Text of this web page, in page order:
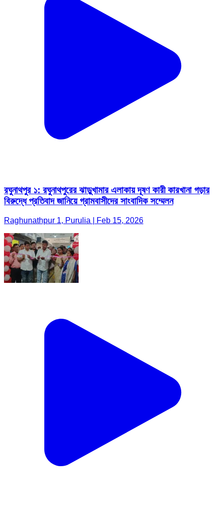
রঘুনাথপুর ১: রঘুনাথপুরের ঝাড়ুখামার এলাকায় দূষণ কারী কারখানা গড়ার
বিরুদ্ধে প্রতিবাদ জানিয়ে গ্রামবাসীদের সাংবাদিক সম্মেলন
Raghunathpur 1, Purulia | Feb 15, 2026